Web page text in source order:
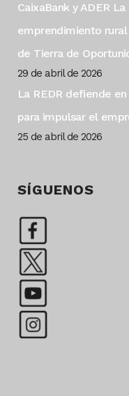
CaixaBank y ADER
emprendimiento
de Tierra de
29 de abril de 2026
La REDR defiende
para impulsar el
25 de abril de 2026
SÍGUENOS